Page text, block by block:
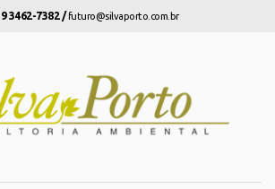
3462-7382 /futuro@silvaporto.com.br